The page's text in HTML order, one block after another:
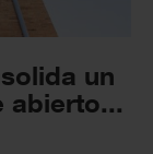
un
abierto...